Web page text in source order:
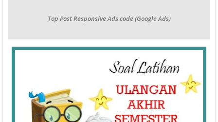
Top Post Responsive Ads code (Google Ads)